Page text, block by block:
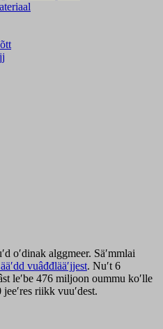
oʹdinak alggmeer. Säʹmmlai
vuâđđlääʹjjest. Nuʹt 6
leʹbe 476 miljoon oummu koʹlle
riikk vuuʹdest.